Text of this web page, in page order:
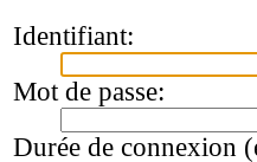
Identifiant:
Mot de passe:
Durée de connexion